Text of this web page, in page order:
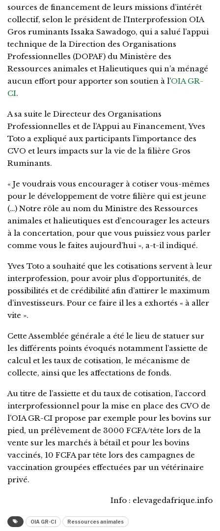
sources de financement de leurs missions d’intérêt
collectif, selon le président de l’Interprofession OIA
Gros ruminants Issaka Sawadogo, qui a salué l’appui
technique de la Direction des Organisations
Professionnelles (DOPAF) du Ministère des
Ressources animales et Halieutiques qui n’a ménagé
aucun effort pour apporter son soutien à l’OIA GR-
CI.
A sa suite le Directeur des Organisations
Professionnelles et de l’Appui au Financement, Yves
Toto a expliqué aux participants l’importance des
CVO et leurs impacts sur la vie de la filière Gros
Ruminants.
« Je voudrais vous encourager à cotiser vous-mêmes
pour le développement de votre filière qui est jeune
(…) Notre rôle au nom du Ministre des Ressources
animales et halieutiques est d’encourager les acteurs
à la concertation, pour que vous puissiez vous parler
comme vous le faites aujourd’hui », a-t-il indiqué.
Yves Toto a souhaité que les cotisations servent à leur
interprofession, pour avoir plus d’opportunités, de
possibilités et de crédibilité afin d’attirer le maximum
d’investisseurs. Pour ce faire il les a exhortés « à aller
vite ».
Cette Assemblée générale a été le lieu de statuer sur
les différents points évoqués notamment l’assiette de
calcul et les taux de cotisation, le mécanisme de
collecte, ainsi que les affectations de fonds.
Au titre de l’assiette et du taux de cotisation, l’accord
interprofessionnel pour la mise en place des CVO de
l’OIA GR-CI propose par exemple pour les bovins sur
pied, un prélèvement de 3000 FCFA/tête lors de la
vente sur les marchés à bétail et pour les bovins
vaccinés, 10 FCFA par tête lors des campagnes de
vaccination groupées effectuées par un vétérinaire
privé.
Info : elevagedafrique.info
OIA GR-CI Ressources animales